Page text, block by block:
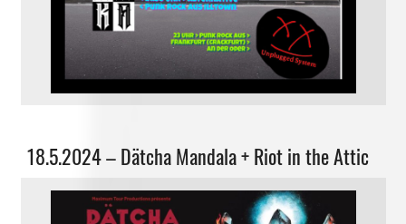
Allgemein
18.5.2024 – Dätcha Mandala + Riot in the Attic